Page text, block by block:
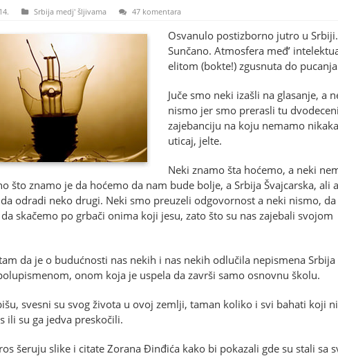
Srbija medj' šljivama 47 komentara
Osvanulo postizborno jutro u Srbiji.
Sunčano. Atmosfera međ’
elitom (bokte!) zgusnuta do
Juče smo neki izašli na glasanje, a
nismo jer smo prerasli tu
zajebanciju na koju nemamo
uticaj, jelte.
Neki znamo šta hoćemo, a neki
što znamo je da hoćemo da nam bude bolje, a Srbija Švajcarska, ali
odradi neko drugi. Neki smo preuzeli odgovornost a neki nismo,
skačemo po grbači onima koji jesu, zato što su nas zajebali svojom
da je o budućnosti nas nekih i nas nekih odlučila nepismena Srbija
onom koja je uspela da završi samo osnovnu školu.
svesni su svog života u ovoj zemlji, taman koliko i svi bahati koji
ili su ga jedva preskočili.
šeruju slike i citate Zorana Đinđića kako bi pokazali gde su stali sa